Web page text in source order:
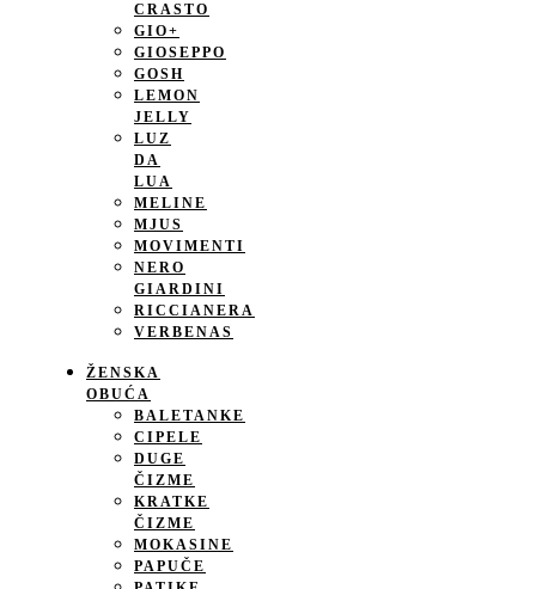
CRASTO
GIO+
GIOSEPPO
GOSH
LEMON
JELLY
LUZ
DA
LUA
MELINE
MJUS
MOVIMENTI
NERO
GIARDINI
RICCIANERA
VERBENAS
ŽENSKA
OBUĆA
BALETANKE
CIPELE
DUGE
ČIZME
KRATKE
ČIZME
MOKASINE
PAPUČE